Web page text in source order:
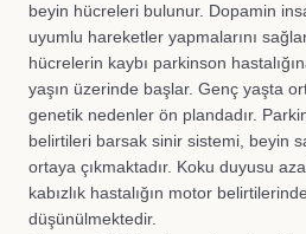
beyin hücreleri bulunur. Dopamin
uyumlu hareketler yapmalarını
hücrelerin kaybı parkinson
yaşın üzerinde başlar. Genç yaşta
genetik nedenler ön plandadır.
belirtileri barsak sinir sistemi, beyin
ortaya çıkmaktadır. Koku duyusu
kabızlık hastalığın motor
düşünülmektedir.